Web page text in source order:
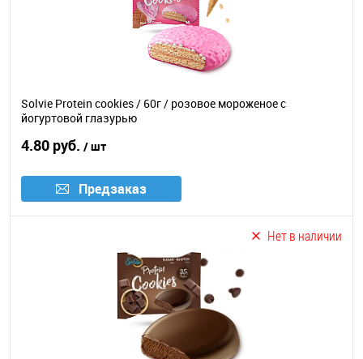
Solvie Protein cookies / 60г / розовое мороженое с
йогуртовой глазурью
4.80 руб. / шт
Предзаказ
Нет в наличии